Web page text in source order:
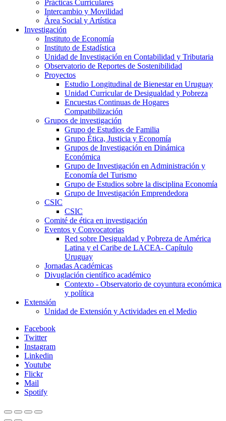
Prácticas Curriculares
Intercambio y Movilidad
Área Social y Artística
Investigación
Instituto de Economía
Instituto de Estadística
Unidad de Investigación en Contabilidad y Tributaria
Observatorio de Reportes de Sostenibilidad
Proyectos
Estudio Longitudinal de Bienestar en Uruguay
Unidad Curricular de Desigualdad y Pobreza
Encuestas Continuas de Hogares
Compatibilización
Grupos de investigación
Grupo de Estudios de Familia
Grupo Ética, Justicia y Economía
Grupos de Investigación en Dinámica
Económica
Grupo de Investigación en Administración y
Economía del Turismo
Grupo de Estudios sobre la disciplina Economía
Grupo de Investigación Emprendedora
CSIC
CSIC
Comité de ética en investigación
Eventos y Convocatorias
Red sobre Desigualdad y Pobreza de América
Latina y el Caribe de LACEA- Capítulo
Uruguay
Jornadas Académicas
Divuglación científico académico
Contexto - Observatorio de coyuntura económica
y política
Extensión
Unidad de Extensión y Actividades en el Medio
Facebook
Twitter
Instagram
Linkedin
Youtube
Flickr
Mail
Spotify